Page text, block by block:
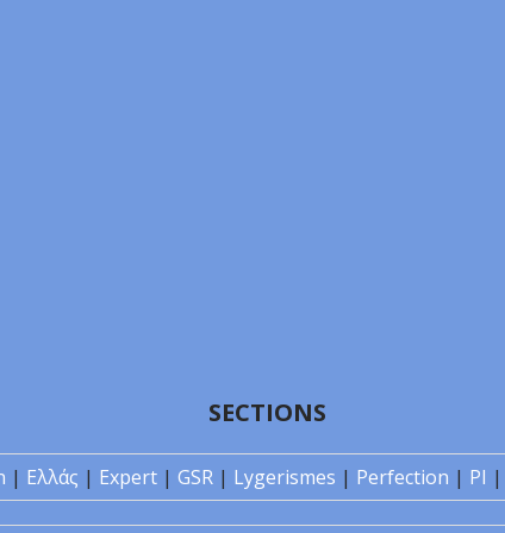
SECTIONS
| Ελλάς | Expert | GSR | Lygerismes | Perfection | PI |